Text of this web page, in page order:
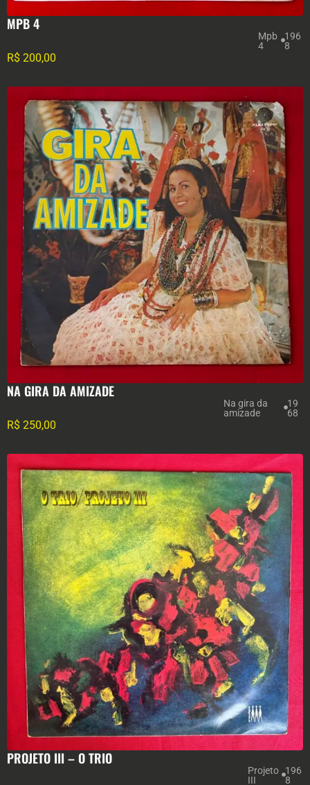
MPB 4
Mpb
4
196
8
R$ 200,00
NA GIRA DA AMIZADE
Na gira da
amizade
19
68
R$ 250,00
PROJETO III – O TRIO
Projeto
III
196
8